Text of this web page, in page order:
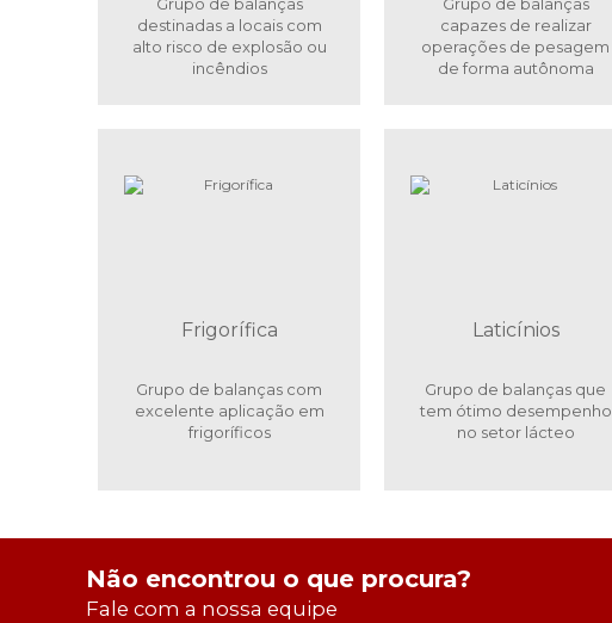
destinadas a locais com
alto risco de explosão ou
incêndios
capazes de realizar
operações de pesagem
de forma autônoma
Frigorífica
Grupo de balanças com
excelente aplicação em
frigoríficos
Laticínios
Grupo de balanças que
tem ótimo desempenho
no setor lácteo
Não encontrou o que procura?
Fale com a nossa equipe